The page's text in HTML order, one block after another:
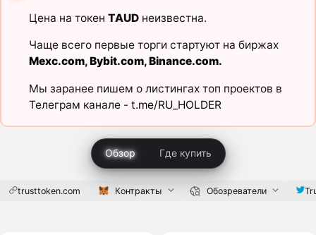
Цена на токен TAUDнеизвестна.
Чаще всего первые торги стартуют на биржах
Mexc.com,Bybit.com,Binance.com.
Мы заранее пишем о листингах топ проектов в
Телеграм канале - t.me/RU_HOLDER
Обзор Где купить
trusttoken.com Контракты Обозреватели